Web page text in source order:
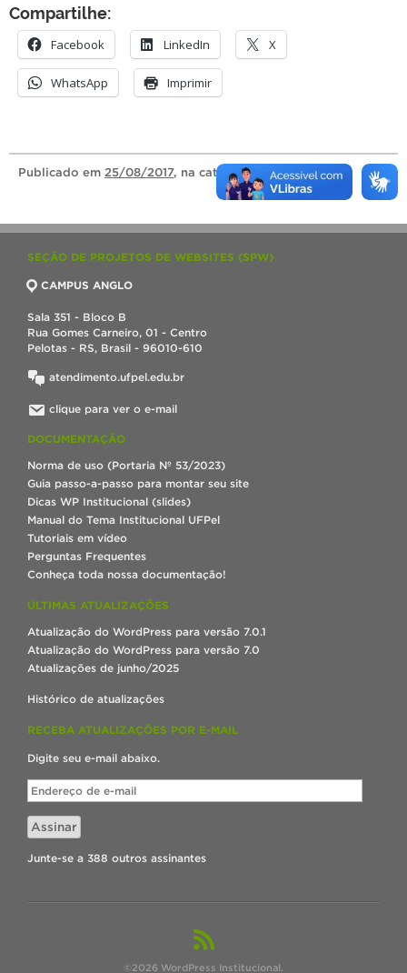
Compartilhe:
Facebook LinkedIn X
WhatsApp Imprimir
Publicado em 25/08/2017, na categoria Manutenção.
SEÇÃO DE PROJETOS DE WEBSITES (SPW)
CAMPUS ANGLO
Sala 351 - Bloco B
Rua Gomes Carneiro, 01 - Centro
Pelotas - RS, Brasil - 96010-610
atendimento.ufpel.edu.br
clique para ver o e-mail
DOCUMENTAÇÃO
Norma de uso (Portaria Nº 53/2023)
Guia passo-a-passo para montar seu site
Dicas WP Institucional (slides)
Manual do Tema Institucional UFPel
Tutoriais em vídeo
Perguntas Frequentes
Conheça toda nossa documentação!
ÚLTIMAS ATUALIZAÇÕES
Atualização do WordPress para versão 7.0.1
Atualização do WordPress para versão 7.0
Atualizações de junho/2025
Histórico de atualizações
RECEBA ATUALIZAÇÕES POR E-MAIL
Digite seu e-mail abaixo.
Endereço
de
e-
mail
Assinar
Junte-se a 388 outros assinantes
©2026 WordPress Institucional.